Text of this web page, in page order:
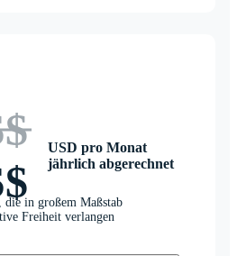
USD pro Monat
jährlich abgerechnet
in großem Maßstab
Freiheit verlangen